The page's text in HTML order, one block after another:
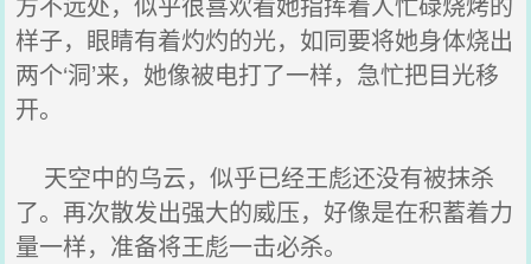
样子，眼睛有着灼灼的光，如同要将她身体烧出
两个‘洞’来，她像被电打了一样，急忙把目光移
开。
天空中的乌云，似乎已经王彪还没有被抹杀
了。再次散发出强大的威压，好像是在积蓄着力
量一样，准备将王彪一击必杀。